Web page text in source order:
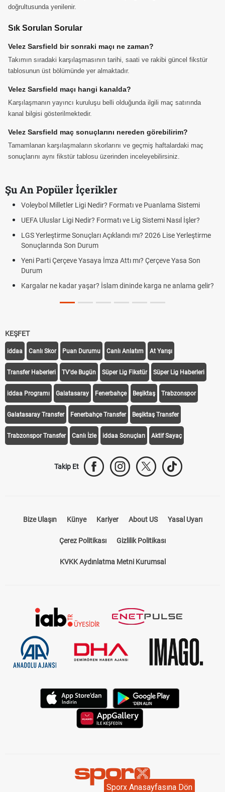
doğrultusunda yenilenir.
Sık Sorulan Sorular
Velez Sarsfield bir sonraki maçı ne zaman?
Takımın sıradaki karşılaşmasının tarihi, saati ve rakibi güncel fikstür
tablosunun üst bölümünde yer almaktadır.
Velez Sarsfield maçı hangi kanalda?
Karşılaşmanın yayıncı kuruluşu belli olduğunda ilgili maç satırında
kanal bilgisi gösterilmektedir.
Velez Sarsfield maç sonuçlarını nereden görebilirim?
Tamamlanan karşılaşmaların skorlarını ve geçmiş haftalardaki maç
sonuçlarını aynı fikstür tablosu üzerinden inceleyebilirsiniz.
Sporx Anasayfasına Dön
Şu An Popüler İçerikler
Formatı ve Puanlama Sistemi
Formatı ve Lig Sistemi Nasıl İşler?
Açıklandı mı? 2026 Lise Yerleştirme
İmza Attı mı? Çerçeve Yasa Son
İslam dininde karga ne anlama gelir?
Çeyrek ne kadar?
Rüyada altın görmek ne
Futbolda ofsayt nedir?
KEŞFET
iddaa Canlı Skor Puan Durumu Canlı Anlatım At Yarışı
Transfer Haberleri TV'de Bugün Süper Lig Fikstür Süper Lig Haberleri
iddaa Programı Galatasaray Fenerbahçe Beşiktaş Trabzonspor
Galatasaray Transfer Fenerbahçe Transfer Beşiktaş Transfer
Trabzonspor Transfer Canlı İzle iddaa Sonuçları Aktif Sayaç
Takip Et
Bize Ulaşın Künye Kariyer About US Yasal Uyarı
Çerez Politikası Gizlilik Politikası
KVKK Aydınlatma Metni Kurumsal